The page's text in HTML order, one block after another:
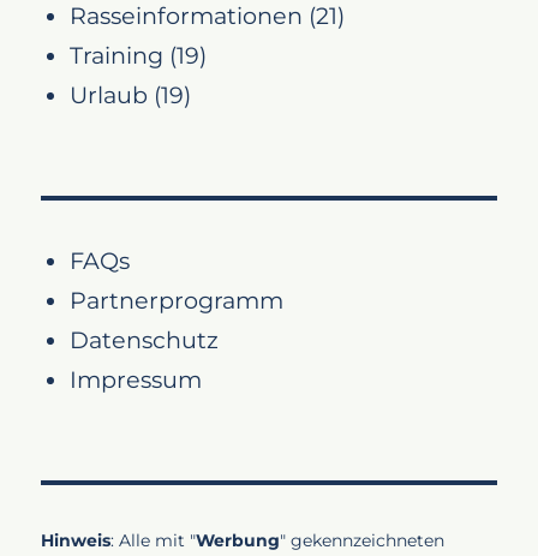
Rasseinformationen (21)
Training (19)
Urlaub (19)
FAQs
Partnerprogramm
Datenschutz
Impressum
Hinweis: Alle mit "Werbung" gekennzeichneten